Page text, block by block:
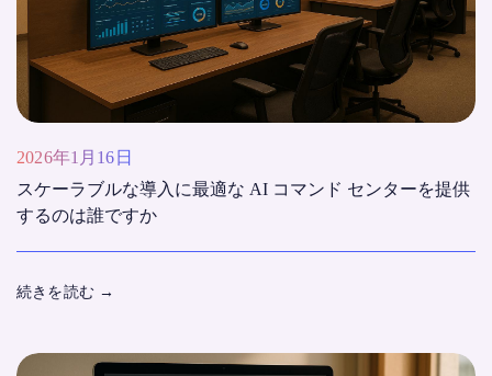
2026年1月16日
スケーラブルな導入に最適な AI コマンド センターを提供
するのは誰ですか
続きを読む →